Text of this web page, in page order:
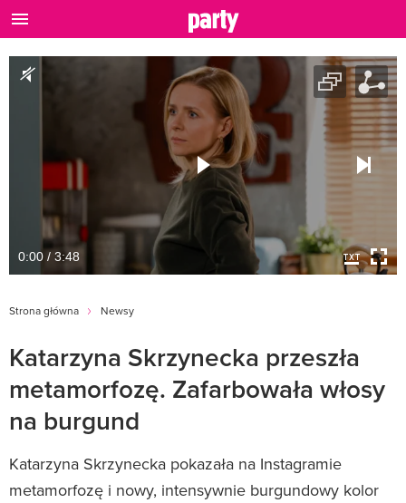
0:00 / 3:48
Strona główna Newsy
Katarzyna Skrzynecka przeszła
metamorfozę. Zafarbowała włosy
na burgund
Katarzyna Skrzynecka pokazała na Instagramie
metamorfozę i nowy, intensywnie burgundowy kolor